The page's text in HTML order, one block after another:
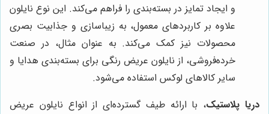
و ایجاد تمایز در بسته‌بندی را فراهم می‌کند. این نوع نایلون
علاوه بر کاربردهای معمول، به زیباسازی و جذابیت بصری
محصولات نیز کمک می‌کند. به عنوان مثال، در صنعت
خرده‌فروشی، از نایلون عریض رنگی برای بسته‌بندی هدایا و
سایر کالاهای لوکس استفاده می‌شود.
دریا پلاستیک، با ارائه طیف گسترده‌ای از انواع نایلون عریض